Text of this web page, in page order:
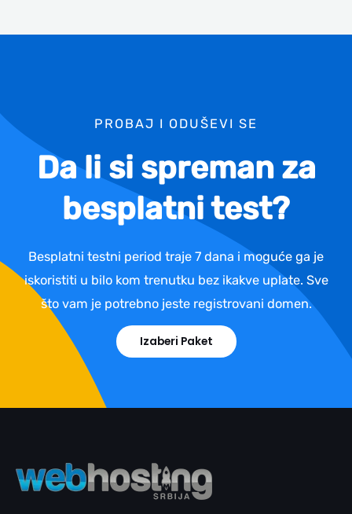
PROBAJ I ODUŠEVI SE
Da li si spreman za
besplatni test?
Besplatni testni period traje 7 dana i moguće ga je
iskoristiti u bilo kom trenutku bez ikakve uplate. Sve
što vam je potrebno jeste registrovani domen.
Izaberi Paket